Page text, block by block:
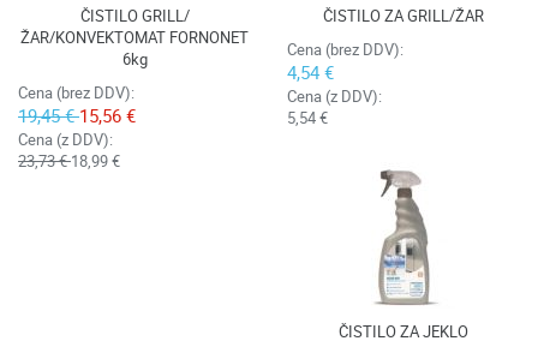
ČISTILO GRILL/
ŽAR/KONVEKTOMAT FORNONET
6kg
Cena (brez DDV):
19,45 €15,56 €
Cena (z DDV):
23,73 €18,99 €
ČISTILO ZA GRILL/ŽAR
Cena (brez DDV):
4,54 €
Cena (z DDV):
5,54 €
ČISTILO ZA JEKLO